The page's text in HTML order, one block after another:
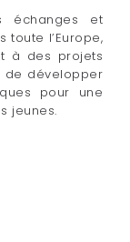
échanges et
toute l’Europe,
à des projets
de développer
pour une
jeunes.